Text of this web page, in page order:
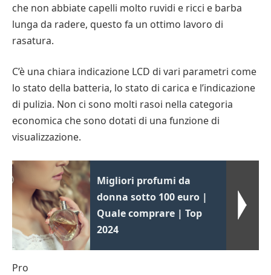
che non abbiate capelli molto ruvidi e ricci e barba
lunga da radere, questo fa un ottimo lavoro di
rasatura.
C’è una chiara indicazione LCD di vari parametri come
lo stato della batteria, lo stato di carica e l’indicazione
di pulizia. Non ci sono molti rasoi nella categoria
economica che sono dotati di una funzione di
visualizzazione.
Migliori profumi da
donna sotto 100 euro |
Quale comprare | Top
2024
Pro